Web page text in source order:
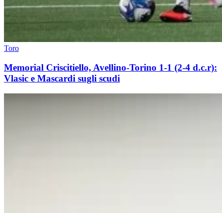
Toro
Memorial Criscitiello, Avellino-Torino 1-1 (2-4 d.c.r):
Vlasic e Mascardi sugli scudi